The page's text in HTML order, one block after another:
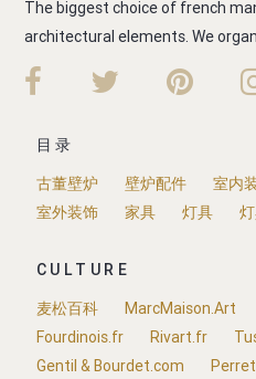
The biggest choice of french
architectural elements. We
目录
古董壁炉
壁炉配件 室内
室外装饰
家具 灯具
CULTURE
麦松百科
MarcMaison.Art
Fourdinois.fr
Rivart.fr
Gentil & Bourdet.com